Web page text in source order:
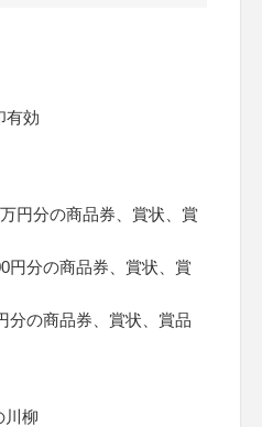
有効
円分の商品券、賞状、賞
分の商品券、賞状、賞
の商品券、賞状、賞品
川柳